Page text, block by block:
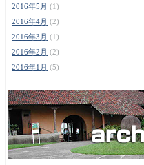
2016年5月 (1)
2016年4月 (2)
2016年3月 (1)
2016年2月 (2)
2016年1月 (5)